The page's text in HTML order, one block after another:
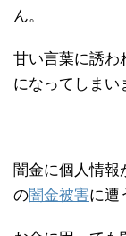
ん。
甘い言葉に誘わ
になってしまい
闇金に個人情報
の闇金被害に遭